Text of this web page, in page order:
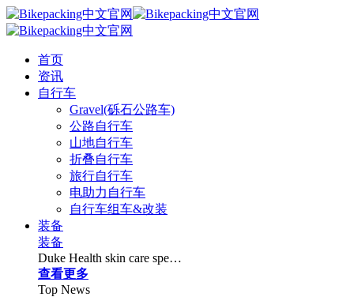
首页
资讯
自行车
Gravel(砾石公路车)
公路自行车
山地自行车
折叠自行车
旅行自行车
电助力自行车
自行车组车&改装
装备
装备
Duke Health skin care spe…
查看更多
Top News